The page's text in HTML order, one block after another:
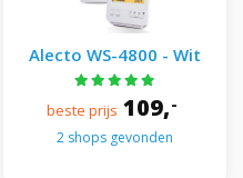
Alecto WS-4800 - Wit
beste prijs 109,-
2 shops gevonden